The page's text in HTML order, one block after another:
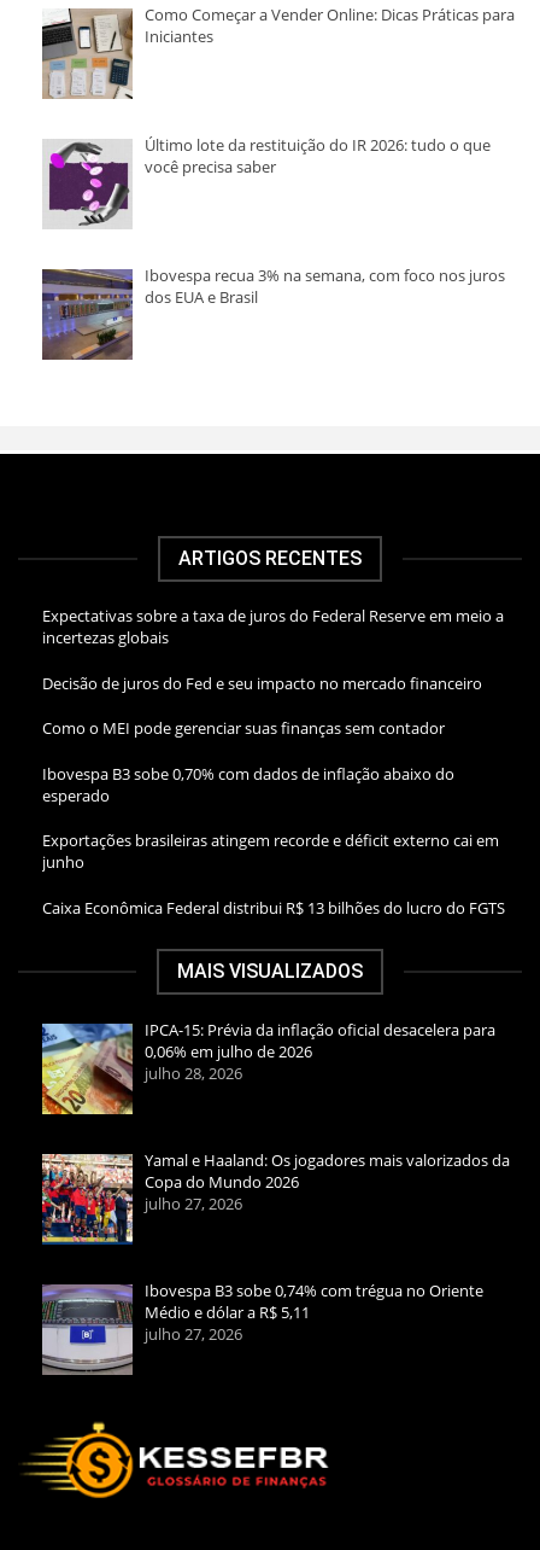
Como Começar a Vender Online: Dicas Práticas para
Iniciantes
Último lote da restituição do IR 2026: tudo o que
você precisa saber
Ibovespa recua 3% na semana, com foco nos juros
dos EUA e Brasil
ARTIGOS RECENTES
Expectativas sobre a taxa de juros do Federal Reserve em meio a
incertezas globais
Decisão de juros do Fed e seu impacto no mercado financeiro
Como o MEI pode gerenciar suas finanças sem contador
Ibovespa B3 sobe 0,70% com dados de inflação abaixo do
esperado
Exportações brasileiras atingem recorde e déficit externo cai em
junho
Caixa Econômica Federal distribui R$ 13 bilhões do lucro do FGTS
MAIS VISUALIZADOS
IPCA-15: Prévia da inflação oficial desacelera para
0,06% em julho de 2026
julho 28, 2026
Yamal e Haaland: Os jogadores mais valorizados da
Copa do Mundo 2026
julho 27, 2026
Ibovespa B3 sobe 0,74% com trégua no Oriente
Médio e dólar a R$ 5,11
julho 27, 2026